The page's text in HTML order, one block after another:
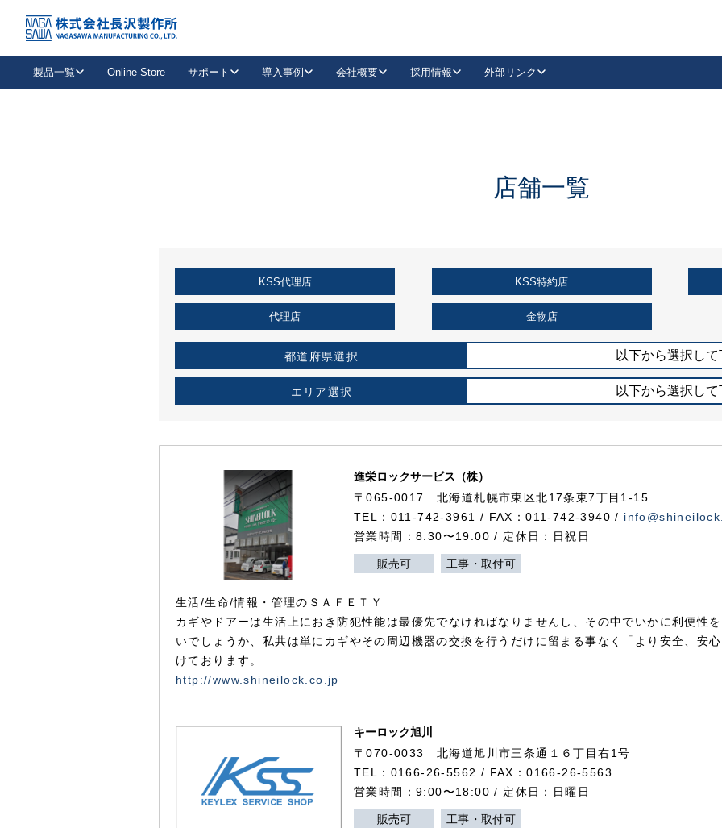
製品一覧
抗ウイルス・抗菌製品
キーレックスを品番からお探しいただけます。
Online Store サポート
取扱店情報
お役立ち情報
導入事例
企業様採用事例
会社概要 採用情報 外部リンク
LinkedIn
KSS加盟店・取扱店情報
店舗一覧
店舗一覧
KSS代理店 KSS特約店
代理店 金物店
都道府県選択 以下から選択し
エリア選択 以下から選択し
進栄ロックサービス（株）
〒065-0017 北海道札幌市東区北17条東7丁目1-15
TEL：011-742-3961 / FAX：011-742-3940 /
営業時間：8:30〜19:00 / 定休日：日祝日
販売可 工事・取付可
生活/生命/情報・管理のＳＡＦＥＴＹ
カギやドアーは生活上におき防犯性能は最優先でなければなりませんし、その中でいかに利便性
いでしょうか、私共は単にカギやその周辺機器の交換を行うだけに留まる事なく「より安全、安
けております。
http://www.shineilock.co.jp
キーロック旭川
〒070-0033 北海道旭川市三条通１６丁目右1号
TEL：0166-26-5562 / FAX：0166-26-5563
営業時間：9:00〜18:00 / 定休日：日曜日
販売可 工事・取付可